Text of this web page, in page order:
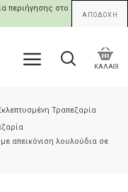
περιήγησης στο site μας,
ΑΠΟΔΟΧΗ
ΚΑΛΑΘΙ
Τραπεζαρία
απεικόνιση λουλούδια σε